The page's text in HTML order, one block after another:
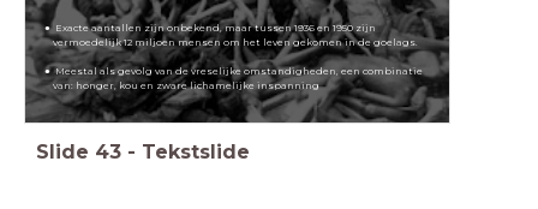
Exacte aantallen zijn onbekend, maar tussen 1936 en 1950 zijn
vermoedelijk 12 miljoen mensen om het leven gekomen in de goelags.
Meestal als gevolg van de vreselijke omstandigheden, een combinatie
van: honger, kou en zware lichamelijke inspanning
Slide 43 - Tekstslide